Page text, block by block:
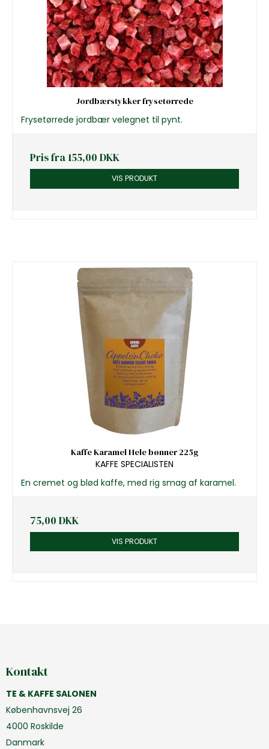
Jordbærstykker frysetørrede
Frysetørrede jordbær velegnet til pynt.
Pris fra 155,00 DKK
VIS PRODUKT
Kaffe Karamel Hele bønner 225g
KAFFE SPECIALISTEN
En cremet og blød kaffe, med rig smag af karamel.
75,00 DKK
VIS PRODUKT
Kontakt
TE & KAFFE SALONEN
Københavnsvej 26
4000 Roskilde
Danmark